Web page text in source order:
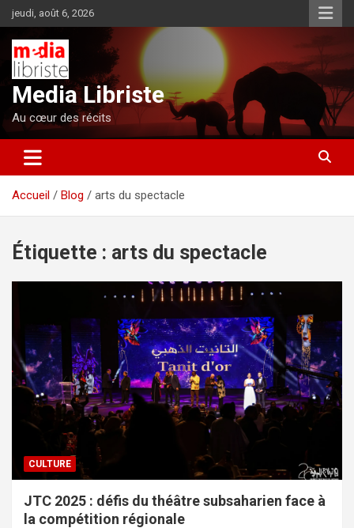
Aller
au
contenu
jeudi, août 6, 2026
Media Libriste
Au cœur des récits
Accueil Blog arts du spectacle
Étiquette : arts du spectacle
CULTURE
JTC 2025 : défis du théâtre subsaharien face à
la compétition régionale